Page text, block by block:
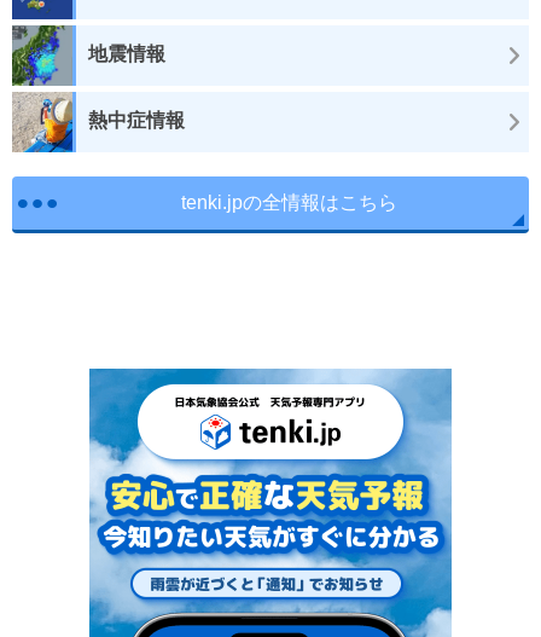
地震情報
熱中症情報
tenki.jpの全情報はこちら